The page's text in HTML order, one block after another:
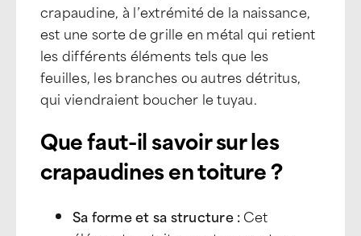
crapaudine, à l’extrémité de la naissance,
est une sorte de grille en métal qui retient
les différents éléments tels que les
feuilles, les branches ou autres détritus,
qui viendraient boucher le tuyau.
Que faut-il savoir sur les
crapaudines en toiture ?
Sa forme et sa structure :Cet